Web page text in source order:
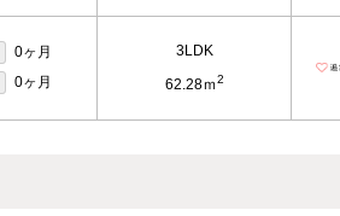
0ヶ月
0ヶ月
3LDK
62.28ｍ2